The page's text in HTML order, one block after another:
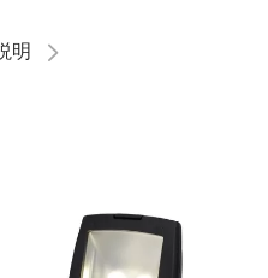
ように湿気の谷と設計され
明